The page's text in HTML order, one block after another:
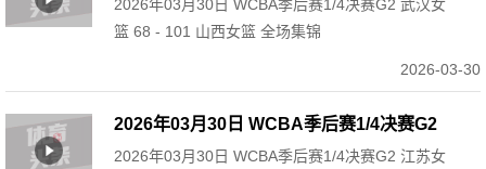
武汉女篮 68 - 101 山西女篮 全场集锦
2026年03月30日 WCBA季后赛1/4决赛G2 武汉女
篮 68 - 101 山西女篮 全场集锦
2026-03-30
2026年03月30日 WCBA季后赛1/4决赛G2
江苏女篮 83 - 73 东莞女篮 全场集锦
2026年03月30日 WCBA季后赛1/4决赛G2 江苏女